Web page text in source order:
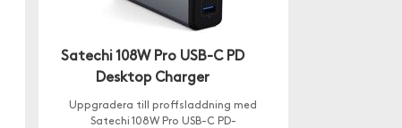
Satechi 108W Pro USB-C PD
Desktop Charger
Uppgradera till proffsladdning med
Satechi 108W Pro USB-C PD-